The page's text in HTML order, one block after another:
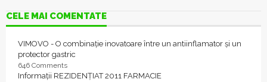
CELE MAI COMENTATE
VIMOVO - O combinație inovatoare între un antiinflamator și un
protector gastric
646 Comments
Informații REZIDENȚIAT 2011 FARMACIE